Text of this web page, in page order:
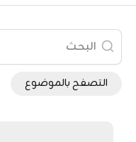
التصفح بالموضوع